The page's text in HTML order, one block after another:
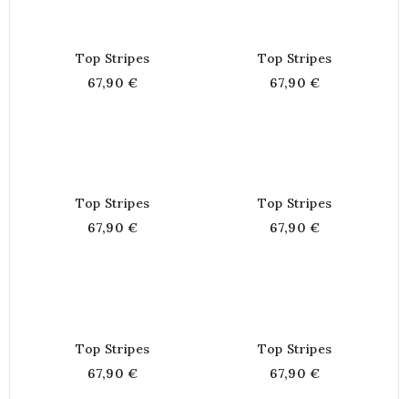
Top Stripes
67,90 €
Top Stripes
67,90 €
Top Stripes
67,90 €
Top Stripes
67,90 €
Top Stripes
67,90 €
Top Stripes
67,90 €